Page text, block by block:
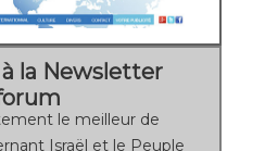
la Newsletter
le meilleur de
Israël et le Peuple